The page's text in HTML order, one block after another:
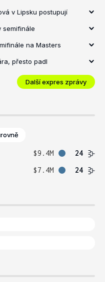
v Lipsku postupují
semifinále
na Masters
přesto padl
Další expres zprávy
$9.4M
24
$7.4M 24